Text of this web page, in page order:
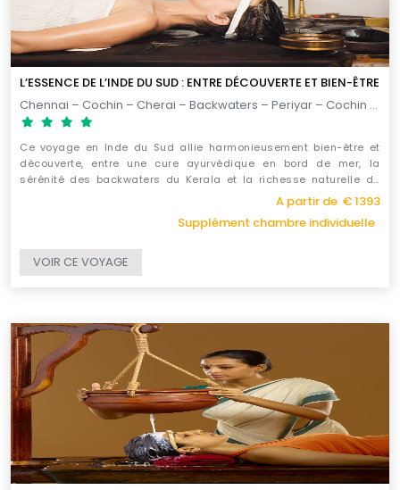
L’ESSENCE DE L’INDE DU SUD : ENTRE DÉCOUVERTE ET BIEN-ÊTRE
Chennai – Cochin – Cherai – Backwaters – Periyar – Cochin – Chennai / 12 jours
Ce voyage en Inde du Sud allie harmonieusement bien-être et
découverte, entre une cure ayurvédique en bord de mer, la
sérénité des backwaters du Kerala et la richesse naturelle de
Periyar, pour une expérience apaisante et authentique.A partir de € 1393
Supplément chambre individuelle
VOIR CE VOYAGE